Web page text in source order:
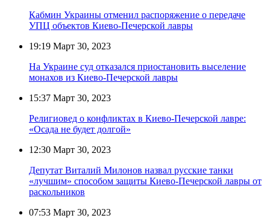
Кабмин Украины отменил распоряжение о передаче
УПЦ объектов Киево-Печерской лавры
19:19 Март 30, 2023
На Украине суд отказался приостановить выселение
монахов из Киево-Печерской лавры
15:37 Март 30, 2023
Религиовед о конфликтах в Киево-Печерской лавре:
«Осада не будет долгой»
12:30 Март 30, 2023
Депутат Виталий Милонов назвал русские танки
«лучшим» способом защиты Киево-Печерской лавры от
раскольников
07:53 Март 30, 2023